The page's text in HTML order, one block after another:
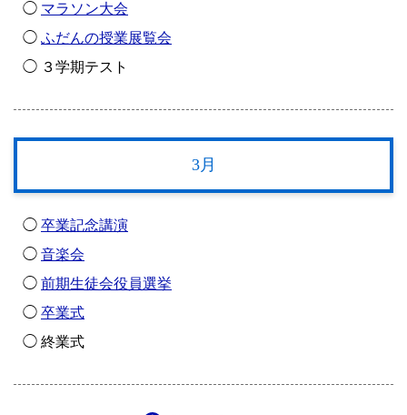
◯ マラソン大会
◯ ふだんの授業展覧会
◯ ３学期テスト
3月
◯ 卒業記念講演
◯ 音楽会
◯ 前期生徒会役員選挙
◯ 卒業式
◯ 終業式